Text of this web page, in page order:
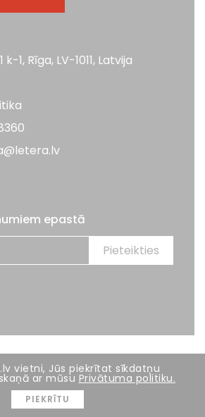
1, Rīga, LV-1011, Latvija
epastā
LETERA 2026
BRIGHT
vietni, Jūs piekrītat sīkdatņu
ar mūsu Privātuma politiku.
PIEKRĪTU